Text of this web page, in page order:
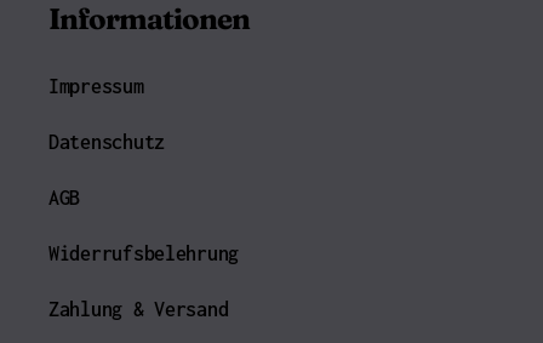
Informationen
Impressum
Datenschutz
AGB
Widerrufsbelehrung
Zahlung & Versand